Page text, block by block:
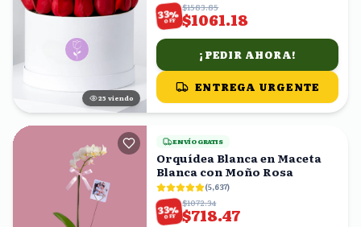
25 viendo
33%
OFF
$1583.85
$1061.18
¡PEDIR AHORA!
ENTREGA URGENTE
ENVÍO GRATIS
Orquídea Blanca en Maceta
Blanca con Moño Rosa
(5,637)
33%
OFF
$1072.34
$718.47